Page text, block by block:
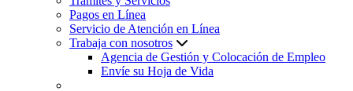
Pagos en Línea
Servicio de Atención en Línea
Trabaja con nosotros
Agencia de Gestión y Colocación de Empleo
Envíe su Hoja de Vida